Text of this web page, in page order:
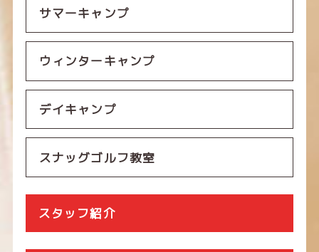
サマーキャンプ
ウィンターキャンプ
デイキャンプ
スナッグゴルフ教室
スタッフ紹介